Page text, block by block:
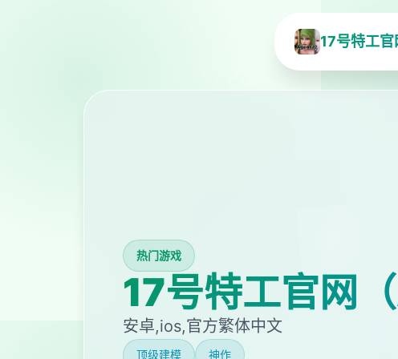
17号特工官
热门游戏
17号特工官网
安卓,ios,官方繁体中文
顶级建模 神作